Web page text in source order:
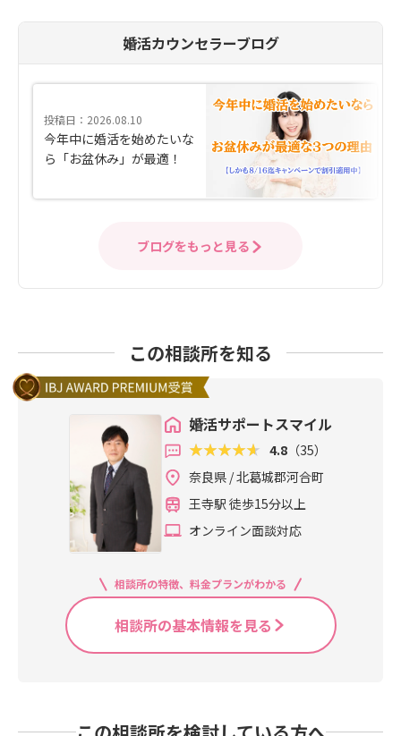
婚活カウンセラーブログ
投稿日：2026.08.10
今年中に婚活を始めたいな
ら「お盆休み」が最適！
ブログをもっと見る
この相談所を知る
婚活サポートスマイル
4.8 （35）
奈良県 / 北葛城郡河合町
王寺駅 徒歩15分以上
オンライン面談対応
相談所の特徴、料金プランがわかる
相談所の基本情報を見る